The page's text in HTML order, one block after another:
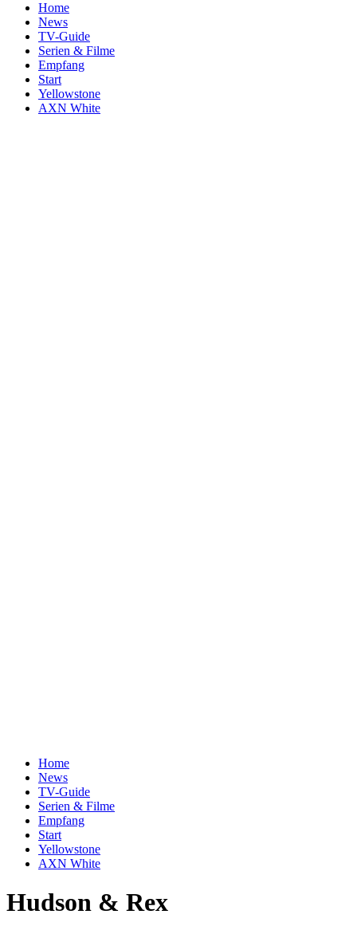
Home
News
TV-Guide
Serien & Filme
Empfang
Start
Yellowstone
AXN White
Home
News
TV-Guide
Serien & Filme
Empfang
Start
Yellowstone
AXN White
Hudson & Rex